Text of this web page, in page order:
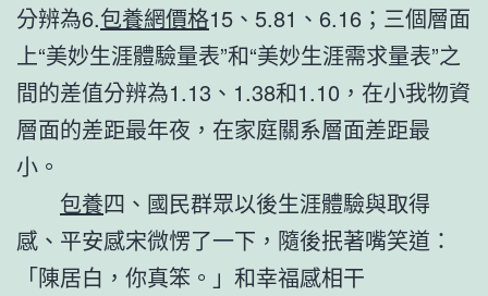
分辨為6.包養網價格15、5.81、6.16；三個層面
上“美妙生涯體驗量表”和“美妙生涯需求量表”之
間的差值分辨為1.13、1.38和1.10，在小我物資
層面的差距最年夜，在家庭關系層面差距最
小。
包養四、國民群眾以後生涯體驗與取得
感、平安感宋微愣了一下，隨後抿著嘴笑道：
「陳居白，你真笨。」和幸福感相干